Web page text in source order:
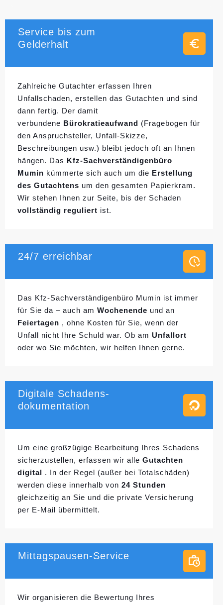
Service bis zum
Gelderhalt
Zahlreiche Gutachter erfassen Ihren
Unfallschaden, erstellen das Gutachten und sind
dann fertig. Der damit
verbundene Bürokratieaufwand (Fragebogen für
den Anspruchsteller, Unfall-Skizze,
Beschreibungen usw.) bleibt jedoch oft an Ihnen
hängen. Das Kfz-Sachverständigenbüro
Mumin kümmerte sich auch um die Erstellung
des Gutachtens um den gesamten Papierkram.
Wir stehen Ihnen zur Seite, bis der Schaden
vollständig reguliert ist.
24/7 erreichbar
Das Kfz-Sachverständigenbüro Mumin ist immer
für Sie da – auch am Wochenende und an
Feiertagen , ohne Kosten für Sie, wenn der
Unfall nicht Ihre Schuld war. Ob am Unfallort
oder wo Sie möchten, wir helfen Ihnen gerne.
Digitale Schadens-
dokumentation
Um eine großzügige Bearbeitung Ihres Schadens
sicherzustellen, erfassen wir alle Gutachten
digital . In der Regel (außer bei Totalschäden)
werden diese innerhalb von 24 Stunden
gleichzeitig an Sie und die private Versicherung
per E-Mail übermittelt.
Mittagspausen-Service
Wir organisieren die Bewertung Ihres